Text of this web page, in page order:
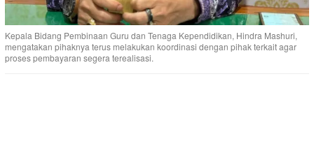
Kepala Bidang Pembinaan Guru dan Tenaga Kependidikan, Hindra Mashuri,
mengatakan pihaknya terus melakukan koordinasi dengan pihak terkait agar
proses pembayaran segera terealisasi.